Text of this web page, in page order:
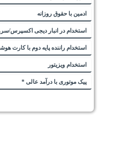
ادمین با حقوق روزانه
استخدام در انبار دیجی اکسپرس/
استخدام راننده پایه دوم با کارت
استخدام ویزیتور
پیک موتوری با درآمد عالی *